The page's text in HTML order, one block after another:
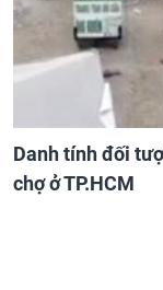
Danh tính đối
chợ ở TP.HCM